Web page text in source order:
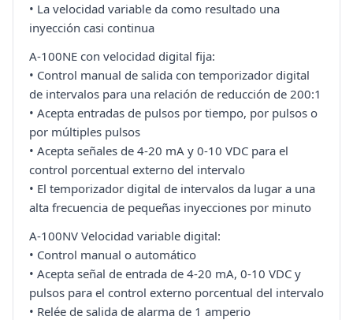
• La velocidad variable da como resultado una
inyección casi continua
A-100NE con velocidad digital fija:
• Control manual de salida con temporizador digital
de intervalos para una relación de reducción de 200:1
• Acepta entradas de pulsos por tiempo, por pulsos o
por múltiples pulsos
• Acepta señales de 4-20 mA y 0-10 VDC para el
control porcentual externo del intervalo
• El temporizador digital de intervalos da lugar a una
alta frecuencia de pequeñas inyecciones por minuto
A-100NV Velocidad variable digital:
• Control manual o automático
• Acepta señal de entrada de 4-20 mA, 0-10 VDC y
pulsos para el control externo porcentual del intervalo
• Relée de salida de alarma de 1 amperio